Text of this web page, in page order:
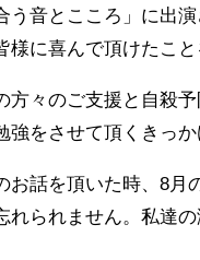
う音とこころ」に出
様に喜んで頂けたこ
方々のご支援と自殺
強をさせて頂くきっか
お話を頂いた時、8月
れられません。私達